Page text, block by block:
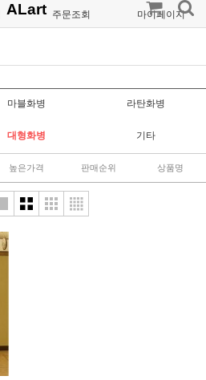
주문조회 마이페이지
ALart
마블화병 라탄화병
대형화병 기타
높은가격 판매순위 상품명